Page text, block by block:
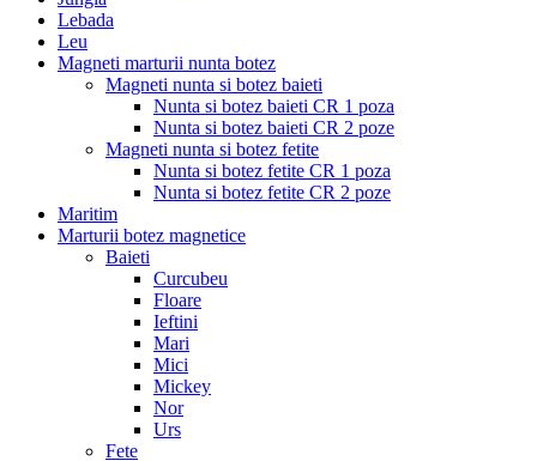
Lebada
Leu
Magneti marturii nunta botez
Magneti nunta si botez baieti
Nunta si botez baieti CR 1 poza
Nunta si botez baieti CR 2 poze
Magneti nunta si botez fetite
Nunta si botez fetite CR 1 poza
Nunta si botez fetite CR 2 poze
Maritim
Marturii botez magnetice
Baieti
Curcubeu
Floare
Ieftini
Mari
Mici
Mickey
Nor
Urs
Fete